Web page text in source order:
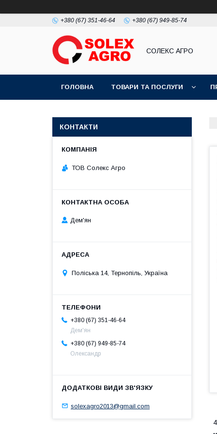
+380 (67) 351-46-64 +380 (67) 949-85-74
СОЛЕКС АГРО
ГОЛОВНА ТОВАРИ ТА ПОСЛУГИ
КОНТАКТИ
ТОВ Солекс Агро
Дем'ян
Поліська 14, Тернопіль, Україна
+380 (67) 351-46-64
Дем'ян
+380 (67) 949-85-74
Олександр
solexagro2013@gmail.com